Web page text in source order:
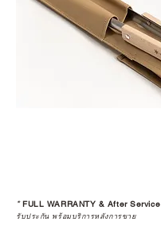
*FULL WARRANTY & After Service
รับประกัน พร้อมบริการหลังการขาย